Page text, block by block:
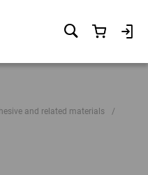
and related materials
/